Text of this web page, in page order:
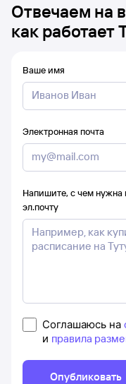
Отвечаем на
как работает
Ваше имя
Электронная почта
Напишите, с чем нужна
эл.почту
Соглашаюсь на
и правила
Опубликовать